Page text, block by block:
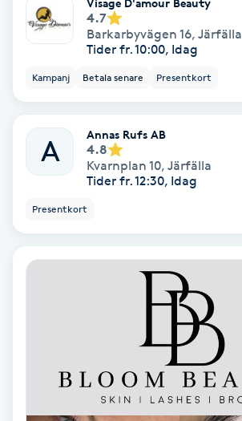
Koppningsmassage
Kosmetisk tatuering
Kroppsinpackning
Kroppspeeling
4.7
Barkarbyvägen 16, Järfälla
Tider fr. 10:00, Idag
Kampanj Betala senare Presentkort
A
Annas Rufs AB
4.8
Kvarnplan 10, Järfälla
Tider fr. 12:30, Idag
Presentkort